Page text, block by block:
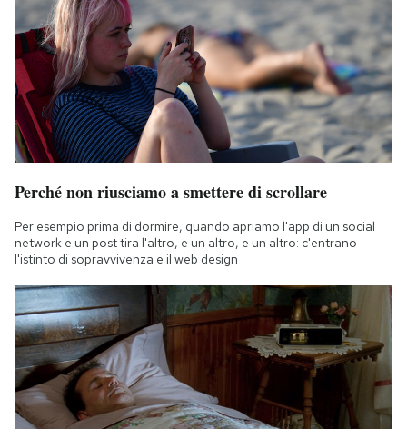
Perché non riusciamo a smettere di scrollare
Per esempio prima di dormire, quando apriamo l'app di un social
network e un post tira l'altro, e un altro, e un altro: c'entrano
l'istinto di sopravvivenza e il web design